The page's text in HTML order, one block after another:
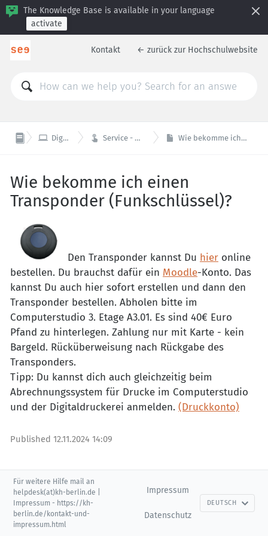
The Knowledge Base is available in your language
activate
Kontakt ← zurück zur Hochschulwebsite
 Digitales & Technik  Service - WiFi, Transponder, Drucken Wie bekomme ich einen Transponder (Funkschlüssel)?
Wie bekomme ich einen
Transponder (Funkschlüssel)?
Den Transponder kannst Du hier online
bestellen. Du brauchst dafür ein Moodle-Konto. Das
kannst Du auch hier sofort erstellen und dann den
Transponder bestellen. Abholen bitte im
Computerstudio 3. Etage A3.01. Es sind 40€ Euro
Pfand zu hinterlegen. Zahlung nur mit Karte - kein
Bargeld. Rücküberweisung nach Rückgabe des
Transponders.
Tipp: Du kannst dich auch gleichzeitig beim
Abrechnungssystem für Drucke im Computerstudio
und der Digitaldruckerei anmelden. (Druckkonto)
Published 12.11.2024 14:09
Für weitere Hilfe mail an
helpdesk(at)kh-berlin.de |
Impressum - https://kh-
berlin.de/kontakt-und-
impressum.html
Impressum
Datenschutz
DEUTSCH